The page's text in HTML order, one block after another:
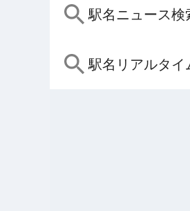
駅名ニュース検
駅名リアルタイ